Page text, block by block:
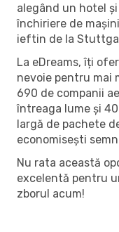
alegând un hotel
închiriere de
ieftin de la
La eDreams, îți
nevoie pentru mai
690 de companii
întreaga lume și
largă de pachete
economisești
Nu rata această
excelentă pentru
zborul acum!